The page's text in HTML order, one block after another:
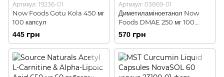
Артикул: 19236-01
Now Foods Gotu Kola 450 мг
100 капсул
445 грн
Артикул: 03869-01
Диметиламіноетанол Now
Foods DMAE 250 мг 100
капсул
570 грн